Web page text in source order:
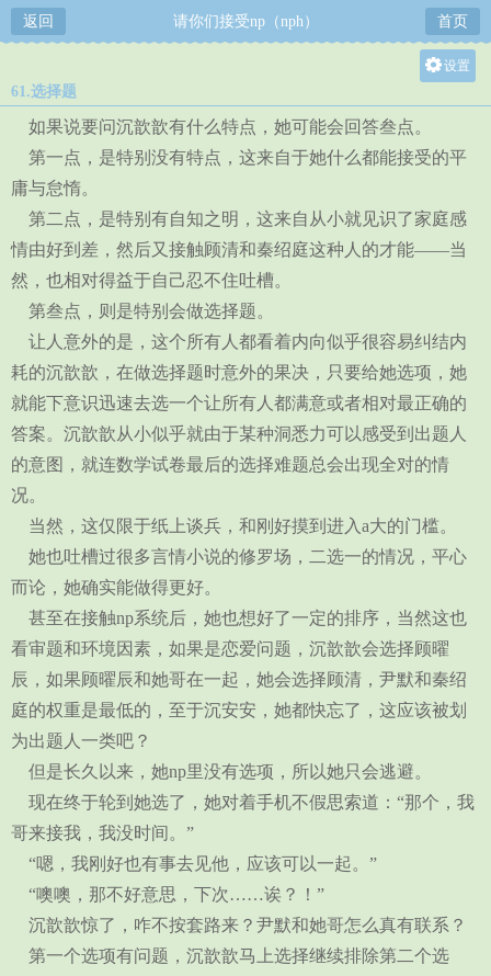
返回 请你们接受np（nph） 首页
设置
中
61.选择题
如果说要问沉歆歆有什么特点，她可能会回答叁点。
第一点，是特别没有特点，这来自于她什么都能接受的平
庸与怠惰。
第二点，是特别有自知之明，这来自从小就见识了家庭感
情由好到差，然后又接触顾清和秦绍庭这种人的才能——当
然，也相对得益于自己忍不住吐槽。
第叁点，则是特别会做选择题。
让人意外的是，这个所有人都看着内向似乎很容易纠结内
耗的沉歆歆，在做选择题时意外的果决，只要给她选项，她
就能下意识迅速去选一个让所有人都满意或者相对最正确的
答案。沉歆歆从小似乎就由于某种洞悉力可以感受到出题人
的意图，就连数学试卷最后的选择难题总会出现全对的情
况。
当然，这仅限于纸上谈兵，和刚好摸到进入a大的门槛。
她也吐槽过很多言情小说的修罗场，二选一的情况，平心
而论，她确实能做得更好。
甚至在接触np系统后，她也想好了一定的排序，当然这也
看审题和环境因素，如果是恋爱问题，沉歆歆会选择顾曜
辰，如果顾曜辰和她哥在一起，她会选择顾清，尹默和秦绍
庭的权重是最低的，至于沉安安，她都快忘了，这应该被划
为出题人一类吧？
但是长久以来，她np里没有选项，所以她只会逃避。
现在终于轮到她选了，她对着手机不假思索道：“那个，我
哥来接我，我没时间。”
“嗯，我刚好也有事去见他，应该可以一起。”
“噢噢，那不好意思，下次……诶？！”
沉歆歆惊了，咋不按套路来？尹默和她哥怎么真有联系？
第一个选项有问题，沉歆歆马上选择继续排除第二个选